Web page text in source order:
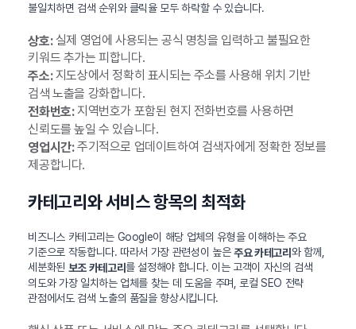
불일치하면 검색 순위와 클릭율 모두 하락할 수 있습니다.
상호:실제 영업에 사용되는 공식 명칭을 입력하고 불필요한
키워드 추가는 피합니다.
주소:지도상에서 정확히 표시되는 주소를 사용해 위치 기반
검색 노출을 강화합니다.
전화번호:지역번호가 포함된 현지 전화번호를 사용하면
신뢰도를 높일 수 있습니다.
영업시간:주기적으로 업데이트하여 검색자에게 정확한 정보를
제공합니다.
카테고리와 서비스 항목의 최적화
비즈니스 카테고리는 Google이 해당 업체의 유형을 이해하는 주요
기준으로 작동합니다. 따라서 가장 관련성이 높은주요 카테고리와 함께,
세분화된 보조 카테고리를 설정해야 합니다. 이는 고객이 자신의 검색
의도와 가장 일치하는 업체를 찾는 데 도움을 주며, 로컬 SEO 전략
관점에서도 검색 노출의 품질을 향상시킵니다.